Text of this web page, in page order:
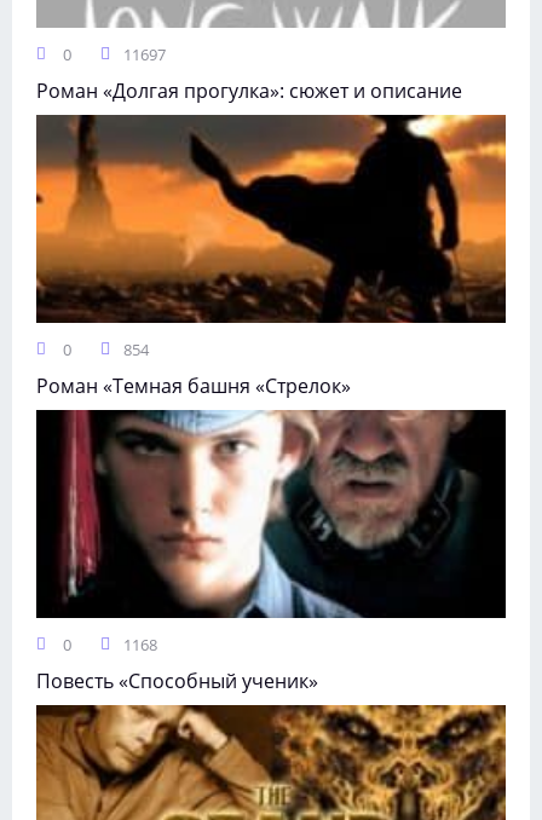
0 11697
Роман «Долгая прогулка»: сюжет и описание
0 854
Роман «Темная башня «Стрелок»
0 1168
Повесть «Способный ученик»